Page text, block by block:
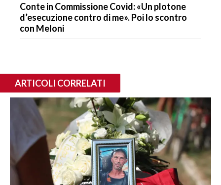
Conte in Commissione Covid: «Un plotone
d’esecuzione contro di me». Poi lo scontro
con Meloni
ARTICOLI CORRELATI